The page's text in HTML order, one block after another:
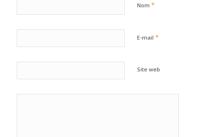
Nom *
E-mail *
Site web